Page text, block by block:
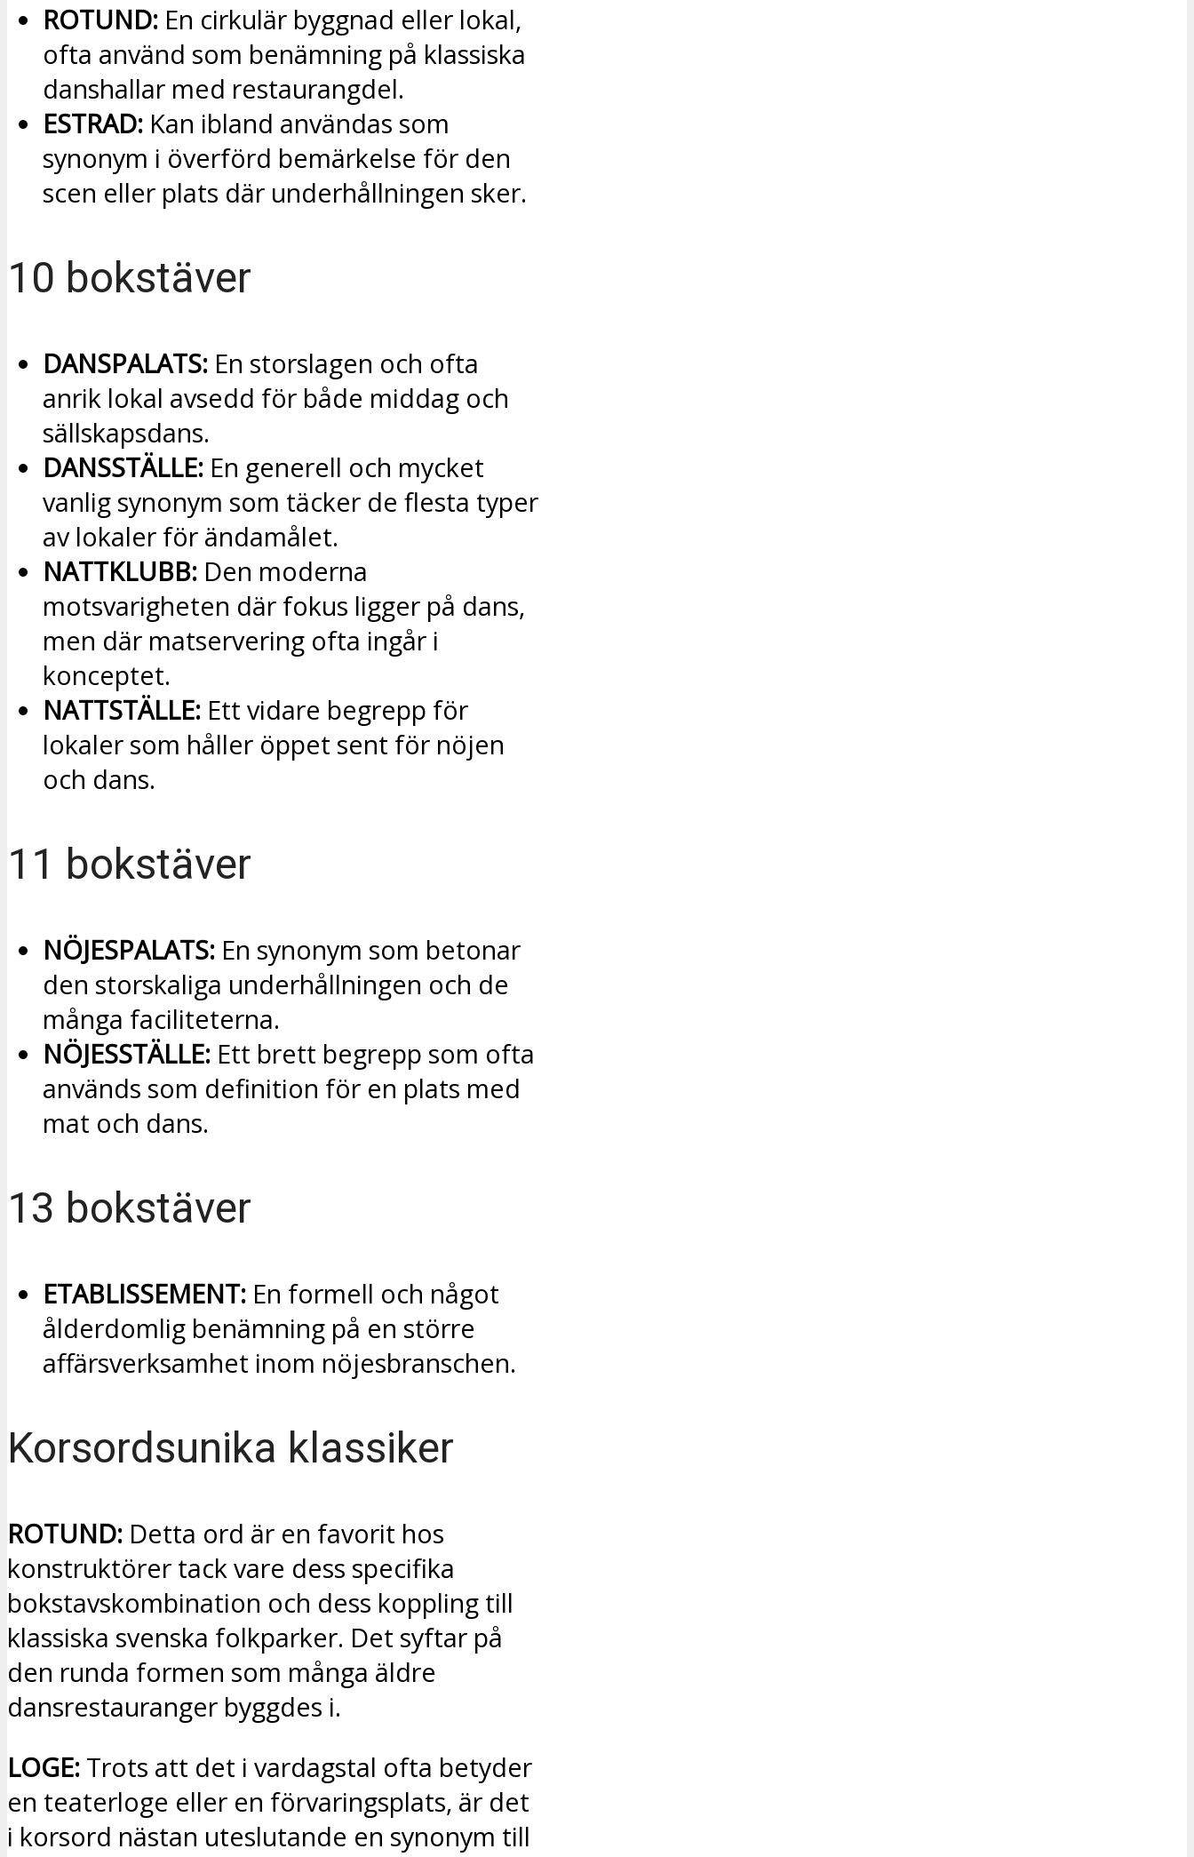
ROTUND: En cirkulär byggnad eller lokal,
ofta använd som benämning på klassiska
danshallar med restaurangdel.
ESTRAD: Kan ibland användas som
synonym i överförd bemärkelse för den
scen eller plats där underhållningen sker.
10 bokstäver
DANSPALATS: En storslagen och ofta
anrik lokal avsedd för både middag och
sällskapsdans.
DANSSTÄLLE: En generell och mycket
vanlig synonym som täcker de flesta typer
av lokaler för ändamålet.
NATTKLUBB: Den moderna
motsvarigheten där fokus ligger på dans,
men där matservering ofta ingår i
konceptet.
NATTSTÄLLE: Ett vidare begrepp för
lokaler som håller öppet sent för nöjen
och dans.
11 bokstäver
NÖJESPALATS: En synonym som betonar
den storskaliga underhållningen och de
många faciliteterna.
NÖJESSTÄLLE: Ett brett begrepp som ofta
används som definition för en plats med
mat och dans.
13 bokstäver
ETABLISSEMENT: En formell och något
ålderdomlig benämning på en större
affärsverksamhet inom nöjesbranschen.
Korsordsunika klassiker
ROTUND: Detta ord är en favorit hos
konstruktörer tack vare dess specifika
bokstavskombination och dess koppling till
klassiska svenska folkparker. Det syftar på
den runda formen som många äldre
dansrestauranger byggdes i.
LOGE: Trots att det i vardagstal ofta betyder
en teaterloge eller en förvaringsplats, är det
i korsord nästan uteslutande en synonym till